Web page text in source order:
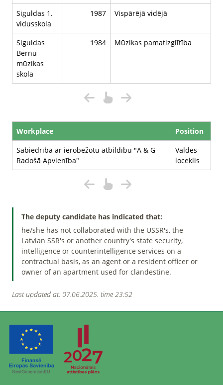
Siguldas 1.
vidusskola
1987 Vispārējā vidējā
Siguldas
Bērnu
mūzikas
skola
1984 Mūzikas pamatizglītība
Workplace
Position
Sabiedrība ar ierobežotu atbildību "A & G
Radošā Apvienība"
Valdes
loceklis
The deputy candidate has indicated that:
he/she has not collaborated with the USSR's, the
Latvian SSR's or another country's state security,
intelligence or counterintelligence services on a
contractual basis, as an agent or a resident officer or
owner of an apartment used for clandestine.
Last updated at: 07.06.2025. time 23:52